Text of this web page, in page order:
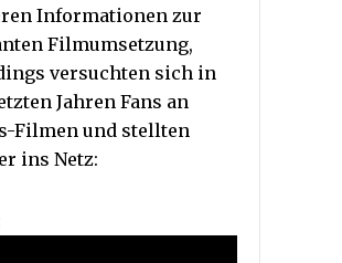
Informationen zur
Filmumsetzung,
versuchten sich in
Jahren Fans an
Filmen und stellten
ins Netz: